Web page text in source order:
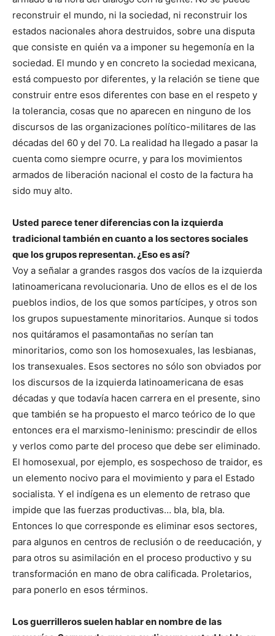
reconstruir el mundo, ni la sociedad, ni reconstruir los
estados nacionales ahora destruidos, sobre una disputa
que consiste en quién va a imponer su hegemonía en la
sociedad. El mundo y en concreto la sociedad mexicana,
está compuesto por diferentes, y la relación se tiene que
construir entre esos diferentes con base en el respeto y
la tolerancia, cosas que no aparecen en ninguno de los
discursos de las organizaciones político-militares de las
décadas del 60 y del 70. La realidad ha llegado a pasar la
cuenta como siempre ocurre, y para los movimientos
armados de liberación nacional el costo de la factura ha
sido muy alto.
Usted parece tener diferencias con la izquierda
tradicional también en cuanto a los sectores sociales
que los grupos representan. ¿Eso es así?
Voy a señalar a grandes rasgos dos vacíos de la izquierda
latinoamericana revolucionaria. Uno de ellos es el de los
pueblos indios, de los que somos partícipes, y otros son
los grupos supuestamente minoritarios. Aunque si todos
nos quitáramos el pasamontañas no serían tan
minoritarios, como son los homosexuales, las lesbianas,
los transexuales. Esos sectores no sólo son obviados por
los discursos de la izquierda latinoamericana de esas
décadas y que todavía hacen carrera en el presente, sino
que también se ha propuesto el marco teórico de lo que
entonces era el marxismo-leninismo: prescindir de ellos
y verlos como parte del proceso que debe ser eliminado.
El homosexual, por ejemplo, es sospechoso de traidor, es
un elemento nocivo para el movimiento y para el Estado
socialista. Y el indígena es un elemento de retraso que
impide que las fuerzas productivas… bla, bla, bla.
Entonces lo que corresponde es eliminar esos sectores,
para algunos en centros de reclusión o de reeducación, y
para otros su asimilación en el proceso productivo y su
transformación en mano de obra calificada. Proletarios,
para ponerlo en esos términos.
Los guerrilleros suelen hablar en nombre de las